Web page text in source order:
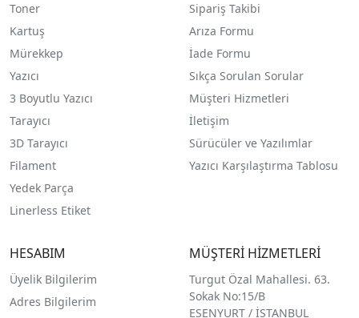
Toner
Kartuş
Mürekkep
Yazıcı
3 Boyutlu Yazıcı
Tarayıcı
3D Tarayıcı
Filament
Yedek Parça
Linerless Etiket
Sipariş Takibi
Arıza Formu
İade Formu
Sıkça Sorulan Sorular
Müşteri Hizmetleri
İletişim
Sürücüler ve Yazılımlar
Yazıcı Karşılaştırma Tablosu
HESABIM
Üyelik Bilgilerim
Adres Bilgilerim
MÜŞTERİ HİZMETLERİ
Turgut Özal Mahallesi. 63.
Sokak No:15/B
ESENYURT / İSTANBUL